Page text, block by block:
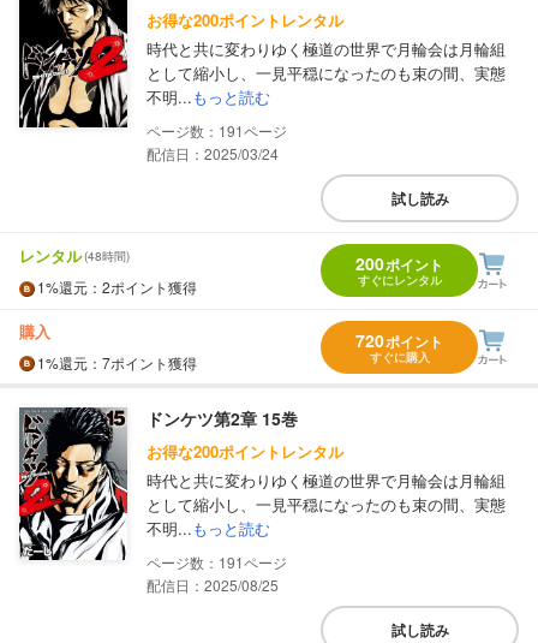
お得な200ポイントレンタル
時代と共に変わりゆく極道の世界で月輪会は月輪組
として縮小し、一見平穏になったのも束の間、実態
不明...もっと読む
191
配信日：2025/03/24
試し読み
レンタル(48時間)
1%還元 ：2ポイント獲得
200ポイント
すぐにレンタル
購入
1%還元 ：7ポイント獲得
720ポイント
すぐに購入
ドンケツ第2章 15巻
お得な200ポイントレンタル
時代と共に変わりゆく極道の世界で月輪会は月輪組
として縮小し、一見平穏になったのも束の間、実態
不明...もっと読む
191
配信日：2025/08/25
試し読み